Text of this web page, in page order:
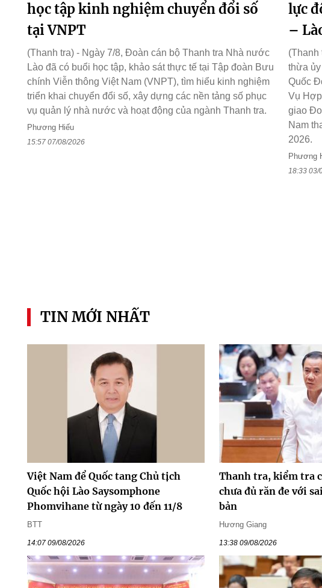
học tập kinh nghiệm chuyển đổi số
tại VNPT
(Thanh tra) - Ngày 7/8, Đoàn cán bộ Thanh tra Nhà nước
Lào đã có buổi học tập, khảo sát thực tế tại Tập đoàn Bưu
chính Viễn thông Việt Nam (VNPT), tìm hiểu kinh nghiệm
triển khai chuyển đổi số, xây dựng các nền tảng số phục
vụ quản lý nhà nước và hoạt động của ngành Thanh tra.
Phương Hiếu
15:57 07/08/2026
lực
–
(Thanh
thừa
Quốc
Vụ
giao
Nam
2026.
Phương
18:33 03/
TIN MỚI NHẤT
Việt Nam để Quốc tang Chủ tịch
Quốc hội Lào Saysomphone
Phomvihane từ ngày 10 đến 11/8
BTT
14:07 09/08/2026
Thanh tra, kiểm tra
chưa đủ răn đe với
bản
Hương Giang
13:38 09/08/2026